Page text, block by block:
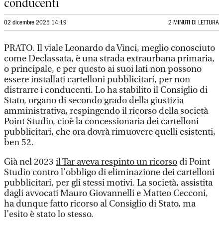
conducenti
02 dicembre 2025 14:19 2 MINUTI DI LETTURA
PRATO. Il viale Leonardo da Vinci, meglio conosciuto
come Declassata, è una strada extraurbana primaria,
o principale, e per questo ai suoi lati non possono
essere installati cartelloni pubblicitari, per non
distrarre i conducenti. Lo ha stabilito il Consiglio di
Stato, organo di secondo grado della giustizia
amministrativa, respingendo il ricorso della società
Point Studio, cioè la concessionaria dei cartelloni
pubblicitari, che ora dovrà rimuovere quelli esistenti,
ben 52.
Già nel 2023 il Tar aveva respinto un ricorso di Point
Studio contro l’obbligo di eliminazione dei cartelloni
pubblicitari, per gli stessi motivi. La società, assistita
dagli avvocati Mauro Giovannelli e Matteo Cecconi,
ha dunque fatto ricorso al Consiglio di Stato, ma
l’esito è stato lo stesso.